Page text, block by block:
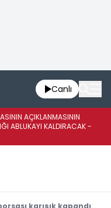
Canlı
AÇIKLANMASININ
ABLUKAYI KALDIRACAK -
karışık kapandı